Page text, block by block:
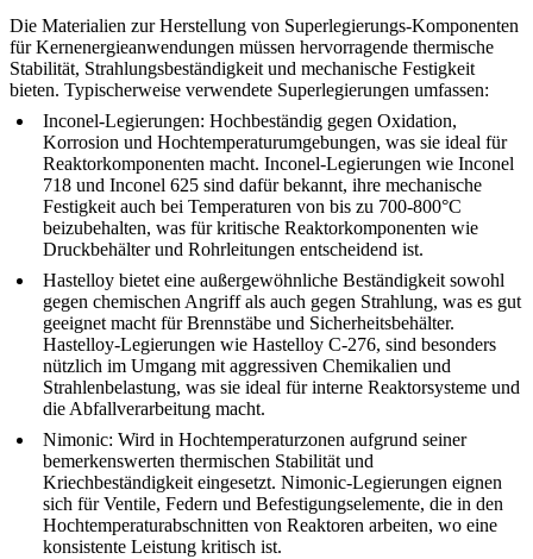
Die Materialien zur Herstellung von Superlegierungs-Komponenten
für Kernenergieanwendungen müssen hervorragende thermische
Stabilität, Strahlungsbeständigkeit und mechanische Festigkeit
bieten. Typischerweise verwendete Superlegierungen umfassen:
Inconel-Legierungen: Hochbeständig gegen Oxidation,
Korrosion und Hochtemperaturumgebungen, was sie ideal für
Reaktorkomponenten macht. Inconel-Legierungen wie Inconel
718 und Inconel 625 sind dafür bekannt, ihre mechanische
Festigkeit auch bei Temperaturen von bis zu 700-800°C
beizubehalten, was für kritische Reaktorkomponenten wie
Druckbehälter und Rohrleitungen entscheidend ist.
Hastelloy bietet eine außergewöhnliche Beständigkeit sowohl
gegen chemischen Angriff als auch gegen Strahlung, was es gut
geeignet macht für Brennstäbe und Sicherheitsbehälter.
Hastelloy-Legierungen wie Hastelloy C-276, sind besonders
nützlich im Umgang mit aggressiven Chemikalien und
Strahlenbelastung, was sie ideal für interne Reaktorsysteme und
die Abfallverarbeitung macht.
Nimonic: Wird in Hochtemperaturzonen aufgrund seiner
bemerkenswerten thermischen Stabilität und
Kriechbeständigkeit eingesetzt. Nimonic-Legierungen eignen
sich fürVentile, Federn und Befestigungselemente, die in den
Hochtemperaturabschnitten von Reaktoren arbeiten, wo eine
konsistente Leistung kritisch ist.